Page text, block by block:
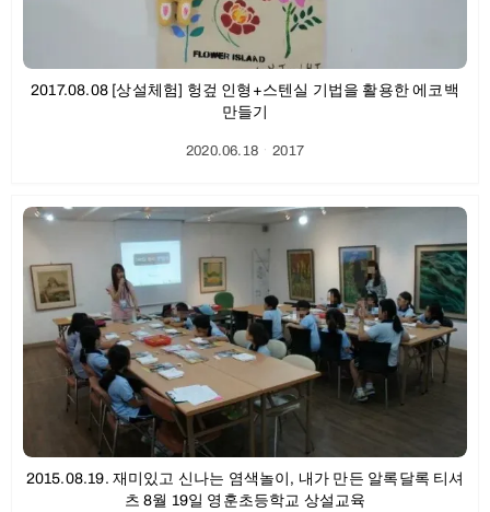
2017.08.08 [상설체험] 헝겊 인형+스텐실 기법을 활용한 에코백
만들기
2020.06.18ㆍ2017
2015.08.19. 재미있고 신나는 염색놀이, 내가 만든 알록달록 티셔
츠 8월 19일 영훈초등학교 상설교육